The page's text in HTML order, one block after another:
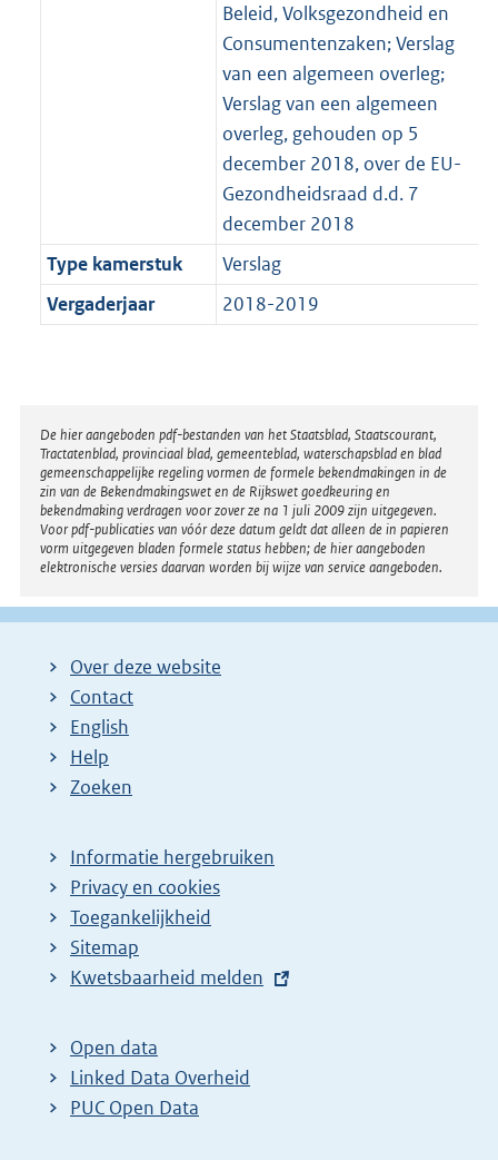
Beleid, Volksgezondheid en
Consumentenzaken; Verslag
van een algemeen overleg;
Verslag van een algemeen
overleg, gehouden op 5
december 2018, over de EU-
Gezondheidsraad d.d. 7
december 2018
Type kamerstuk
Verslag
Vergaderjaar
2018-2019
Disclaimer
De hier aangeboden pdf-bestanden van het Staatsblad, Staatscourant,
Tractatenblad, provinciaal blad, gemeenteblad, waterschapsblad en blad
gemeenschappelijke regeling vormen de formele bekendmakingen in de
zin van de Bekendmakingswet en de Rijkswet goedkeuring en
bekendmaking verdragen voor zover ze na 1 juli 2009 zijn uitgegeven.
Voor pdf-publicaties van vóór deze datum geldt dat alleen de in papieren
vorm uitgegeven bladen formele status hebben; de hier aangeboden
elektronische versies daarvan worden bij wijze van service aangeboden.
Over deze website
Contact
English
Help
Zoeken
Informatie hergebruiken
Privacy en cookies
Toegankelijkheid
Sitemap
E
t
e
r
Kwetsbaarheid melden
Open data
Linked Data Overheid
PUC Open Data